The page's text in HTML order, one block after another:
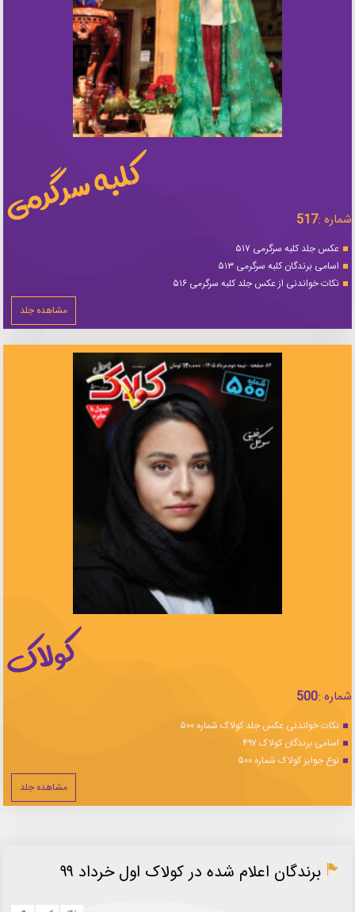
شماره :517
عکس جلد کلبه سرگرمی ۵۱۷
اسامی برندگان کلبه سرگرمی ۵۱۳
نکات خواندنی از عکس جلد کلبه سرگرمی ۵۱۶
مشاهده جلد
شماره :500
نکات خواندنی عکس جلد کولاک شماره ۵۰۰
اسامی برندگان کولاک ۴۹۷
نوع جوایز کولاک شماره ۵۰۰
مشاهده جلد
برندگان اعلام شده در کولاک اول خرداد ۹۹